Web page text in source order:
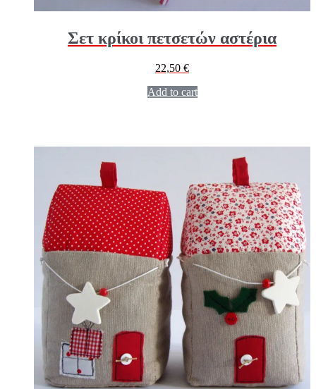
Σετ κρίκοι πετσετών αστέρια
22,50 €
Add to cart